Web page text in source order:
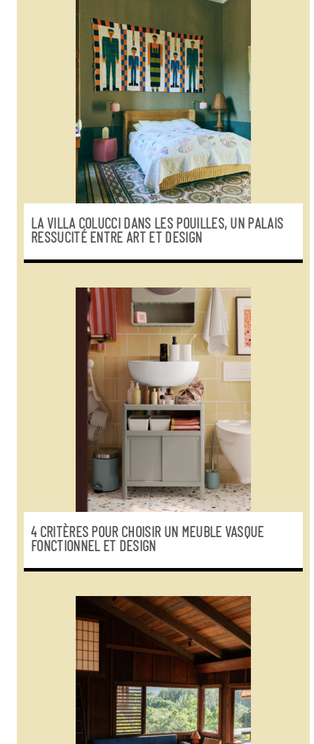
LA VILLA COLUCCI DANS LES POUILLES, UN PALAIS
RESSUCITÉ ENTRE ART ET DESIGN
4 CRITÈRES POUR CHOISIR UN MEUBLE VASQUE
FONCTIONNEL ET DESIGN